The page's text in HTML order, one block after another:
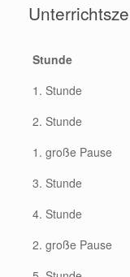
Stunde
1. Stunde
2. Stunde
1. große Pause
3. Stunde
4. Stunde
2. große Pause